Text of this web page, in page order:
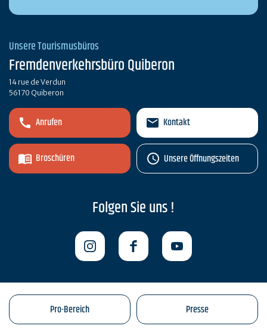
Unsere Tourismusbüros
Fremdenverkehrsbüro Quiberon
14 rue de Verdun
56170 Quiberon
Anrufen
Broschüren
Kontakt
Unsere Öffnungszeiten
Folgen Sie uns !
Pro-Bereich Presse